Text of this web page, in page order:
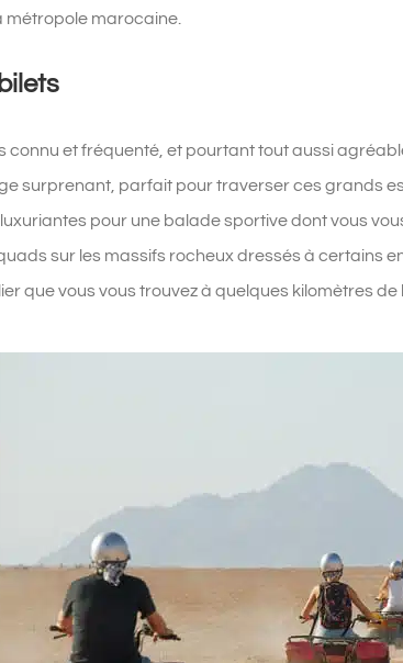
métropole marocaine.
connu et fréquenté, et pourtant tout aussi
surprenant, parfait pour traverser ces grands
pour une balade sportive dont vous
sur les massifs rocheux dressés à certains
que vous vous trouvez à quelques kilomètres de